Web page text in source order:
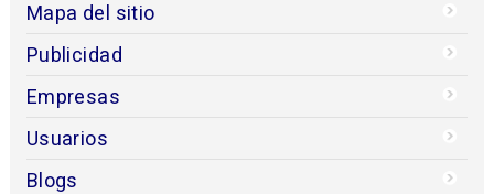
Mapa del sitio
Publicidad
Empresas
Usuarios
Blogs